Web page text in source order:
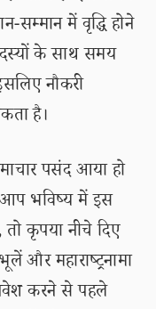
सम्मान में वृद्धि होने
के साथ समय
नौकरी
है।
पसंद आया हो
भविष्य में इस
कृपया नीचे दिए
और महाराष्ट्रनामा
करने से पहले